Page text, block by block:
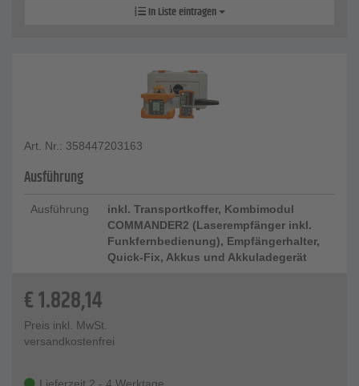
In Liste eintragen
Art. Nr.: 358447203163
Ausführung
Ausführung
inkl. Transportkoffer, Kombimodul
COMMANDER2 (Laserempfänger inkl.
Funkfernbedienung), Empfängerhalter,
Quick-Fix, Akkus und Akkuladegerät
€1.828,14
Preis inkl. MwSt.
versandkostenfrei